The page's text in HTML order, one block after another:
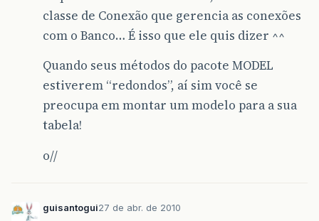
classe de Conexão que gerencia as conexões
com o Banco… É isso que ele quis dizer ^^
Quando seus métodos do pacote MODEL
estiverem “redondos”, aí sim você se
preocupa em montar um modelo para a sua
tabela!
o//
guisantogui27 de abr. de 2010